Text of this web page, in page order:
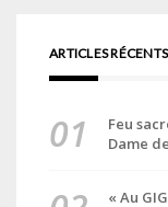
ARTICLES RÉCENTS
Feu
Dame
« Au